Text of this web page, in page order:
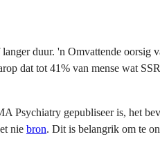
duur. 'n Omvattende oorsig
dat tot 41% van mense wat
Psychiatry gepubliseer is, het
nie bron. Dit is belangrik om te